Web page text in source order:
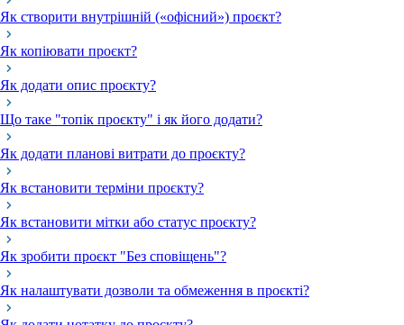
Як створити внутрішній («офісний») проєкт?
Як копіювати проєкт?
Як додати опис проєкту?
Що таке "топік проєкту" і як його додати?
Як додати планові витрати до проєкту?
Як встановити терміни проєкту?
Як встановити мітки або статус проєкту?
Як зробити проєкт "Без сповіщень"?
Як налаштувати дозволи та обмеження в проєкті?